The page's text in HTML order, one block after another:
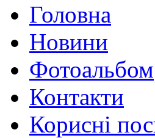
Головна
Новини
Фотоальбом
Контакти
Корисні